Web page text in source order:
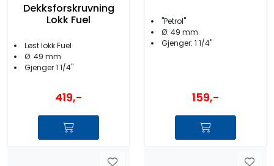
Dekksforskruvning
Lokk Fuel
Løst lokk Fuel
Ø: 49 mm
Gjenger 1 1/4''
419,-
''Petrol''
Ø: 49 mm
Gjenger: 1 1/4''
159,-